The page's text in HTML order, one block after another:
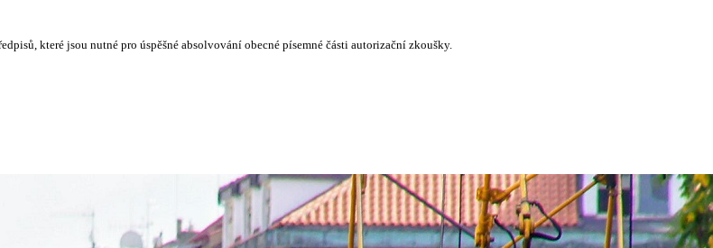
které jsou nutné pro úspěšné absolvování obecné písemné části autorizační zkoušky.